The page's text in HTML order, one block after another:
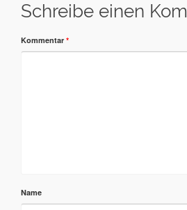
Schreibe einen
Kommentar *
Name